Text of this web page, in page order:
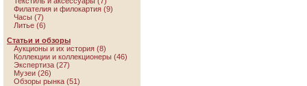
Филателия и филокартия (9)
Часы (7)
Литье (6)
Статьи и обзоры
Аукционы и их история (8)
Коллекции и коллекционеры (46)
Экспертиза (27)
Музеи (26)
Обзоры рынка (51)